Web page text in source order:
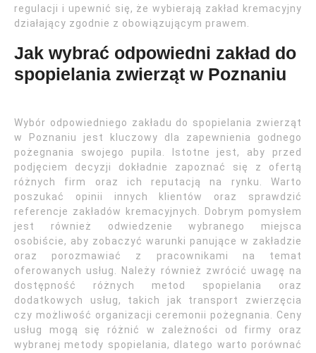
regulacji i upewnić się, że wybierają zakład kremacyjny
działający zgodnie z obowiązującym prawem.
Jak wybrać odpowiedni zakład do
spopielania zwierząt w Poznaniu
Wybór odpowiedniego zakładu do spopielania zwierząt
w Poznaniu jest kluczowy dla zapewnienia godnego
pożegnania swojego pupila. Istotne jest, aby przed
podjęciem decyzji dokładnie zapoznać się z ofertą
różnych firm oraz ich reputacją na rynku. Warto
poszukać opinii innych klientów oraz sprawdzić
referencje zakładów kremacyjnych. Dobrym pomysłem
jest również odwiedzenie wybranego miejsca
osobiście, aby zobaczyć warunki panujące w zakładzie
oraz porozmawiać z pracownikami na temat
oferowanych usług. Należy również zwrócić uwagę na
dostępność różnych metod spopielania oraz
dodatkowych usług, takich jak transport zwierzęcia
czy możliwość organizacji ceremonii pożegnania. Ceny
usług mogą się różnić w zależności od firmy oraz
wybranej metody spopielania, dlatego warto porównać